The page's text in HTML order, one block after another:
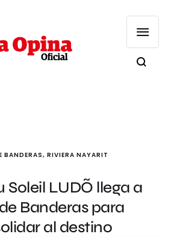
BANDERAS, RIVIERA NAYARIT
Soleil LUDÕ llega a
Banderas para
al destino